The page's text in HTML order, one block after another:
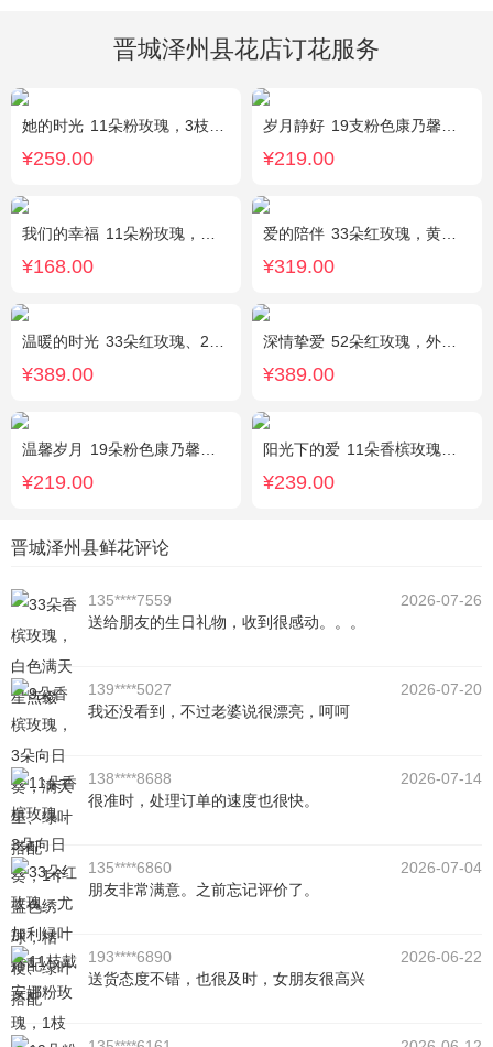
晋城泽州县花店订花服务
她的时光 11朵粉玫瑰，3枝白色多头百合，白色洋桔梗
¥259.00
岁月静好 19支粉色康乃馨，1枝白色多头百合，搭配满天星、黄莺装饰。
¥219.00
我们的幸福 11朵粉玫瑰，银叶菊，尤加利搭配
¥168.00
爱的陪伴 33朵红玫瑰，黄莺间插点缀，白色满天星外围点缀搭配
¥319.00
温暖的时光 33朵红玫瑰、2枝多头粉百合，搭配适量黄莺草、栀子叶间插。
¥389.00
深情挚爱 52朵红玫瑰，外围相思梅
¥389.00
温馨岁月 19朵粉色康乃馨，粉色满天星搭配
¥219.00
阳光下的爱 11朵香槟玫瑰，3朵向日葵，1个蓝色绣球，配花、绿叶搭配
¥239.00
晋城泽州县鲜花评论
135****7559
2026-07-26
送给朋友的生日礼物，收到很感动。。。
139****5027
2026-07-20
我还没看到，不过老婆说很漂亮，呵呵
138****8688
2026-07-14
很准时，处理订单的速度也很快。
135****6860
2026-07-04
朋友非常满意。之前忘记评价了。
193****6890
2026-06-22
送货态度不错，也很及时，女朋友很高兴